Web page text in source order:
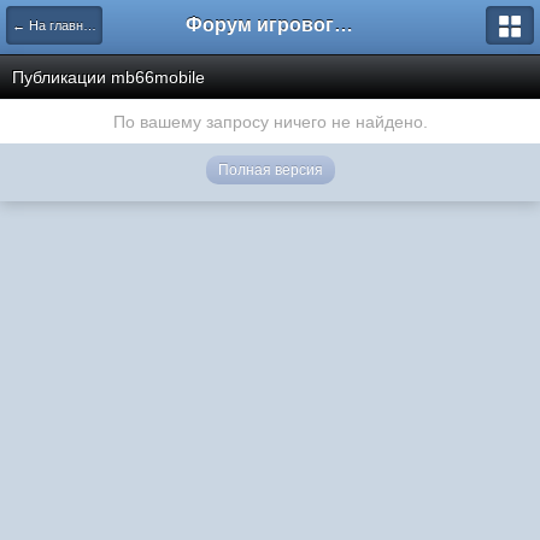
← На главную Форум игрового проекта Riverrise
Публикации mb66mobile
По вашему запросу ничего не найдено.
Полная версия